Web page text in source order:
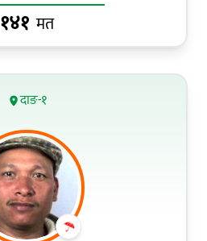
१४१ मत
दाङ-१